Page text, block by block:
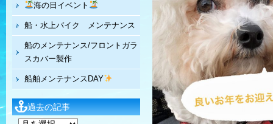
海の日イベント
船・水上バイク メンテナンス
船のメンテナンス/フロントガラ
スカバー製作
船舶メンテナンスDAY
過去の記事